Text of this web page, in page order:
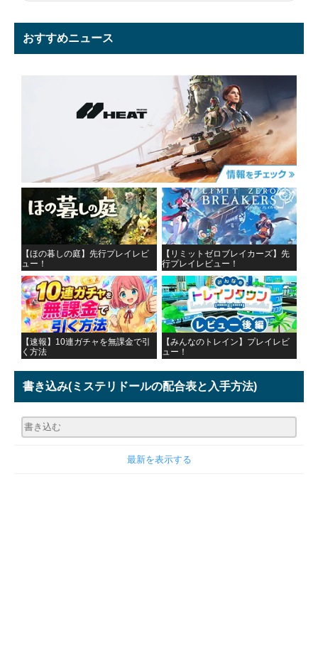
おすすめニュース
【ほの暮しの庭】先行プレイレビ
ュー！
【リミットゼロブレイカーズ】先
行プレイレビュー！
【速報】10連ガチャを無課金で引
く方法
【みんなのトレイン】プレイレビ
ュー！
書き込み(ミステリドールの配合表と入手方法)
最新を表示する